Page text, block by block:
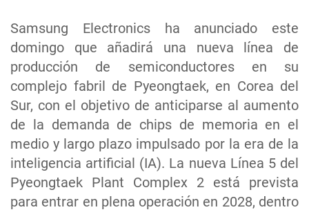
Samsung Electronics ha anunciado este
domingo que añadirá una nueva línea de
producción de semiconductores en su
complejo fabril de Pyeongtaek, en Corea del
Sur, con el objetivo de anticiparse al aumento
de la demanda de chips de memoria en el
medio y largo plazo impulsado por la era de la
inteligencia artificial (IA). La nueva Línea 5 del
Pyeongtaek Plant Complex 2 está prevista
para entrar en plena operación en 2028, dentro